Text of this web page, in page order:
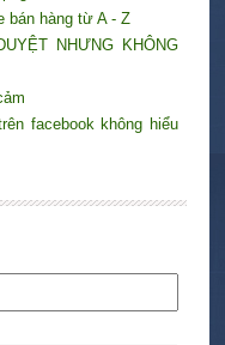
bán hàng từ A - Z
NHƯNG KHÔNG
facebook không hiểu